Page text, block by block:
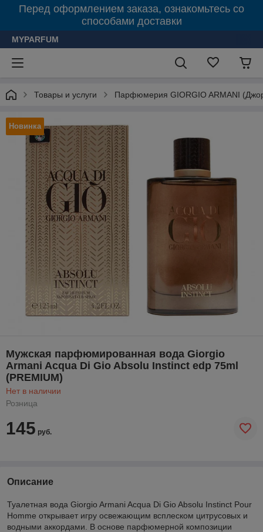
Перед оформлением заказа, ознакомьтесь со
способами доставки
MYPARFUM
Товары и услуги Парфюмерия GIORGIO ARMANI
Новинка
Мужская парфюмированная вода Giorgio
Armani Acqua Di Gio Absolu Instinct edp 75ml
(PREMIUM)
Нет в наличии
Розница
145 руб.
Описание
Туалетная вода Giorgio Armani Acqua Di Gio Absolu Instinct Pour
Homme открывает игру освежающим всплеском цитрусовых и
водными аккордами. В основе парфюмерной композиции